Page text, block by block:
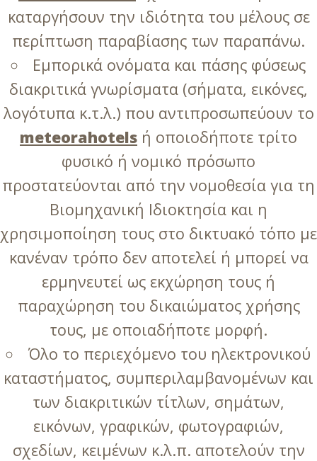
καταργήσουν την ιδιότητα του μέλους σε
περίπτωση παραβίασης των παραπάνω.
Εμπορικά ονόματα και πάσης φύσεως
διακριτικά γνωρίσματα (σήματα, εικόνες,
λογότυπα κ.τ.λ.) που αντιπροσωπεύουν το
meteorahotels ή οποιοδήποτε τρίτο
φυσικό ή νομικό πρόσωπο
προστατεύονται από την νομοθεσία για τη
Βιομηχανική Ιδιοκτησία και η
χρησιμοποίηση τους στο δικτυακό τόπο με
κανέναν τρόπο δεν αποτελεί ή μπορεί να
ερμηνευτεί ως εκχώρηση τους ή
παραχώρηση του δικαιώματος χρήσης
τους, με οποιαδήποτε μορφή.
Όλο το περιεχόμενο του ηλεκτρονικού
καταστήματος, συμπεριλαμβανομένων και
των διακριτικών τίτλων, σημάτων,
εικόνων, γραφικών, φωτογραφιών,
σχεδίων, κειμένων κ.λ.π. αποτελούν την